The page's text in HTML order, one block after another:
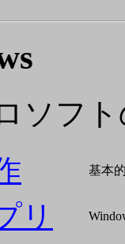
ソフ
基本
リ